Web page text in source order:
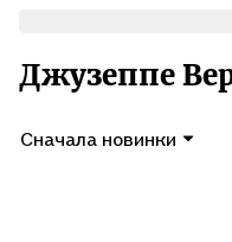
Джузеппе
Сначала новинки